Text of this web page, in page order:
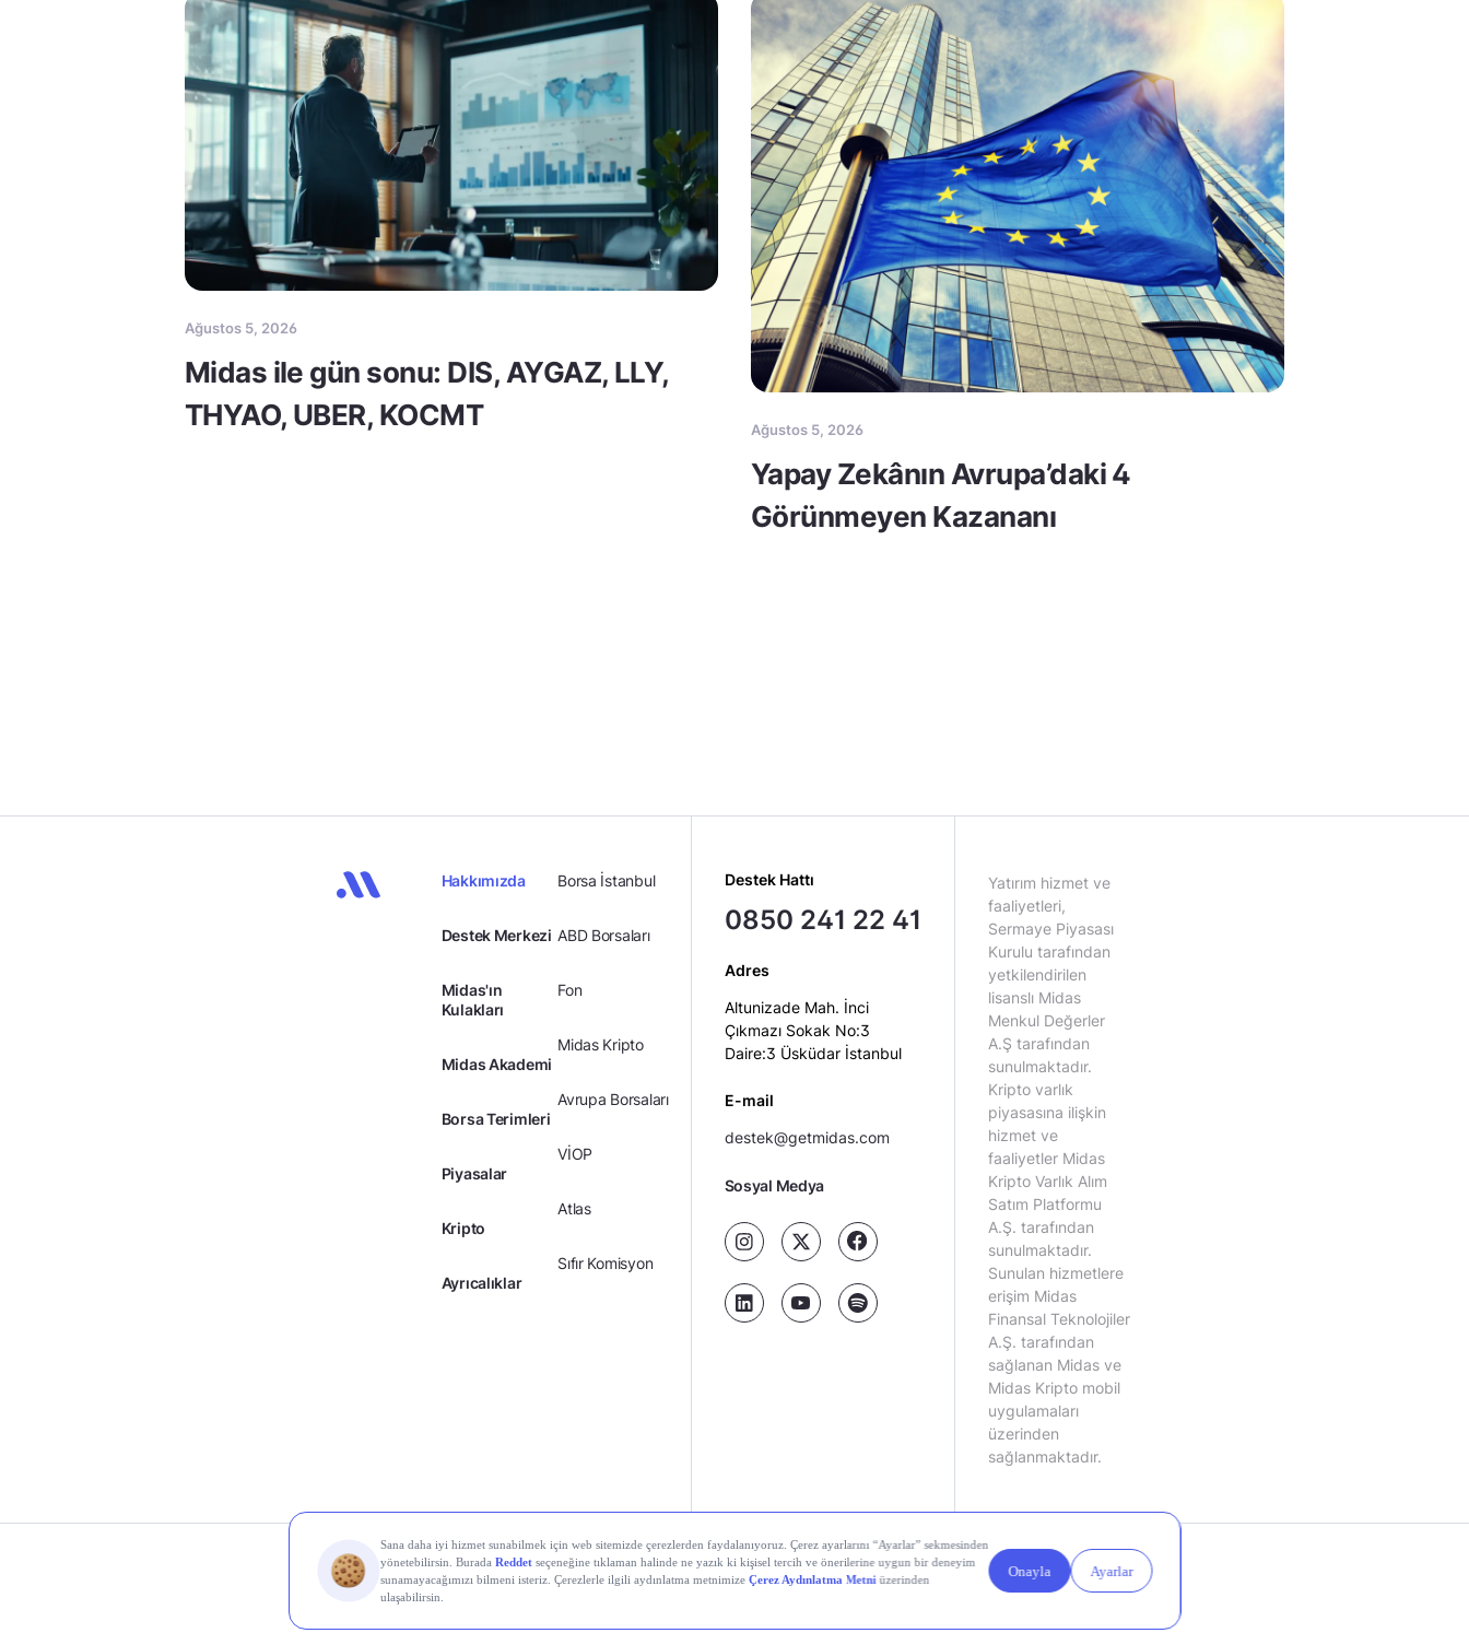
Ağustos 5, 2026
Midas ile gün sonu: DIS, AYGAZ, LLY,
THYAO, UBER, KOCMT
Ağustos 5, 2026
Yapay Zekânın Avrupa’daki 4
Görünmeyen Kazananı
Hakkımızda
Destek Merkezi
Midas'ın
Kulakları
Midas Akademi
Borsa Terimleri
Piyasalar
Kripto
Ayrıcalıklar
Borsa İstanbul
ABD Borsaları
Fon
Midas Kripto
Avrupa Borsaları
VİOP
Atlas
Sıfır Komisyon
Destek Hattı
0850 241 22 41
Adres
Altunizade Mah. İnci
Çıkmazı Sokak No:3
Daire:3 Üsküdar İstanbul
E-mail
destek@getmidas.com
Sosyal Medya
Yatırım hizmet ve
faaliyetleri,
Sermaye Piyasası
Kurulu tarafından
yetkilendirilen
lisanslı Midas
Menkul Değerler
A.Ş tarafından
sunulmaktadır.
Kripto varlık
piyasasına ilişkin
hizmet ve
faaliyetler Midas
Kripto Varlık Alım
Satım Platformu
A.Ş. tarafından
sunulmaktadır.
Sunulan hizmetlere
erişim Midas
Finansal Teknolojiler
A.Ş. tarafından
sağlanan Midas ve
Midas Kripto mobil
uygulamaları
üzerinden
sağlanmaktadır.
© 2026 Midas Finansal Teknolojiler A.Ş. Tüm hakları saklıdır.
Kişisel
Gizlilik
Yasal
Çerez